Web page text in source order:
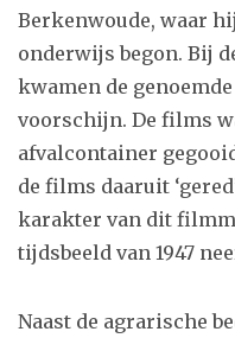
Berkenwoude, waar
onderwijs begon. Bij
kwamen de
voorschijn. De films
afvalcontainer
de films daaruit
karakter van dit
tijdsbeeld van 1947
Naast de agrarische